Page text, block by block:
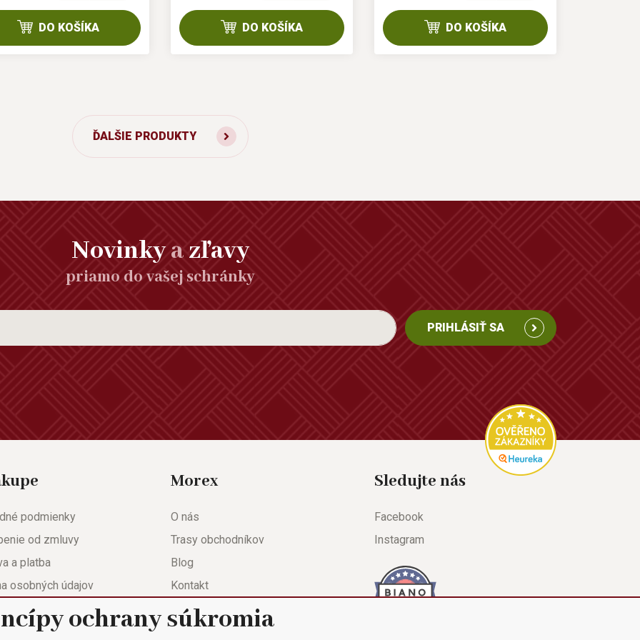
DO KOŠÍKA DO KOŠÍKA DO KOŠÍKA
ĎALŠIE PRODUKTY
Novinkyazľavy
priamo do vašej schránky
PRIHLÁSIŤ SA
podmienky
od zmluvy
a platba
osobných údajov
list
Morex
O nás
Trasy obchodníkov
Blog
Kontakt
Nastavenie súkromia
Sledujte nás
Facebook
Instagram
ochrany súkromia